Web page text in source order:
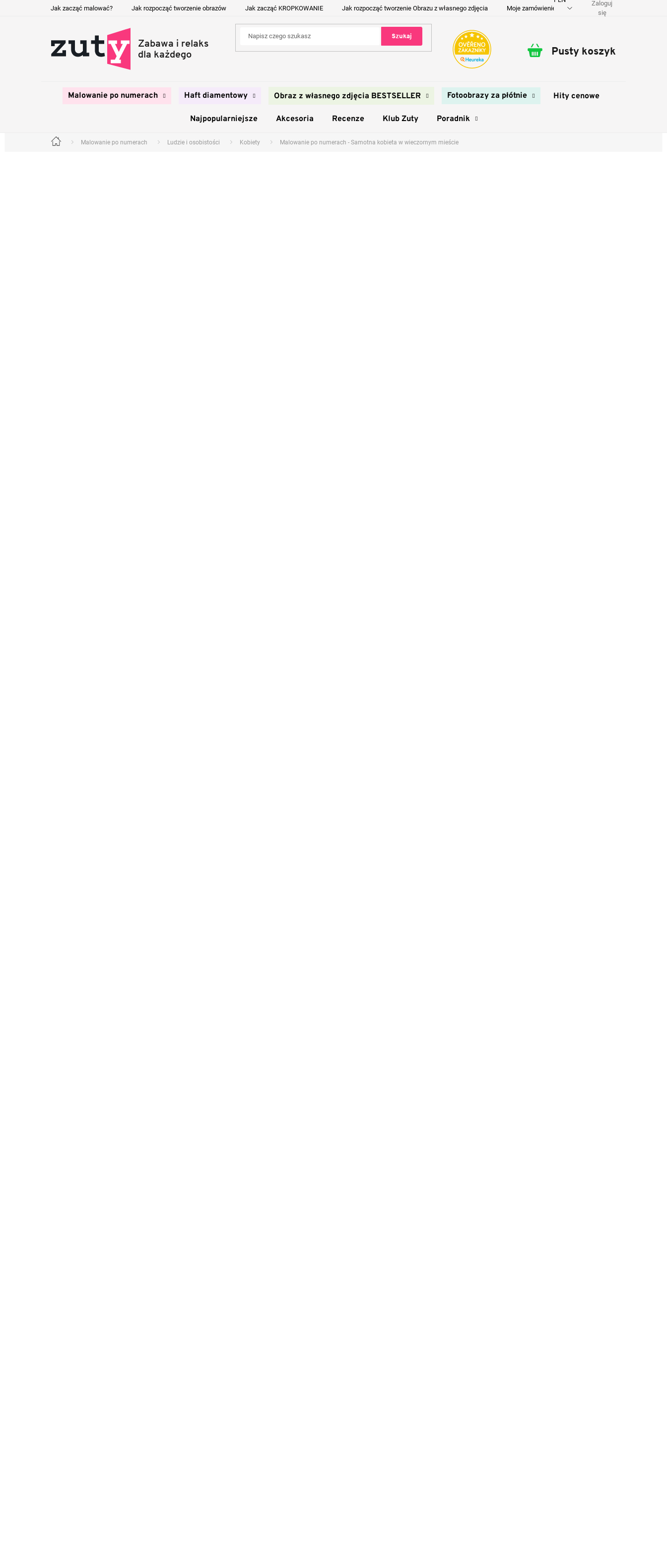
Jak zacząć malować? Jak rozpocząć tworzenie obrazów Jak zacząć KROPKOWANIE Jak rozpocząć tworzenie Obrazu z własnego zdjęcia Moje zamówienie Dostawa i płatność
Zaloguj
się
Szukaj
Koszyk
Pusty koszyk
Malowanie po numerach Haft diamentowy Obraz z własnego zdjęcia BESTSELLER Fotoobrazy za płótnie Hity cenowe
Najpopularniejsze Akcesoria Recenze Klub Zuty Poradnik
Home Malowanie po numerach Ludzie i osobistości Kobiety Malowanie po numerach - Samotna kobieta w wieczornym mieście